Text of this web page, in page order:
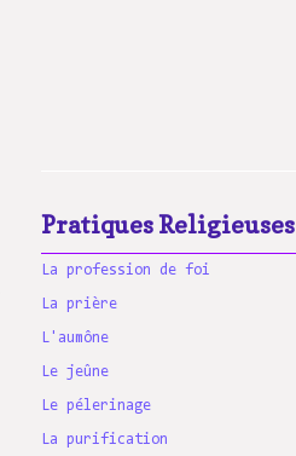
Pratiques Religieuses
La profession de foi
La prière
L'aumône
Le jeûne
Le pélerinage
La purification